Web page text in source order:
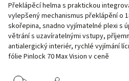
Překlápěcí helma s praktickou
vylepšený mechanismus překlápění o
skořepina, snadno vyjímatelné plexi s
větrání s uzavíratelnými vstupy,
antialergický interiér, rychlé vyjímání
fólie Pinlock 70 Max Vision v ceně